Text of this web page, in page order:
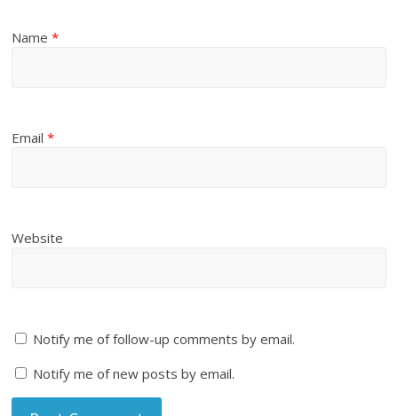
Name*
Email*
Website
Notify me of follow-up comments by email.
Notify me of new posts by email.